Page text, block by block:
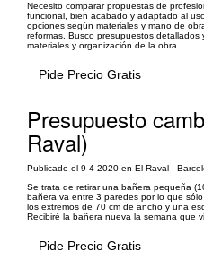
Necesito comparar propuestas de
funcional, bien acabado y adaptado al
opciones según materiales y mano de
reformas. Busco presupuestos detallados
materiales y organización de la obra.
Pide Precio Gratis
Presupuesto
Raval)
Publicado el 9-4-2020 en El Raval -
Se trata de retirar una bañera pequeña
bañera va entre 3 paredes por lo que
los extremos de 70 cm de ancho y una
Recibiré la bañera nueva la semana que
Pide Precio Gratis